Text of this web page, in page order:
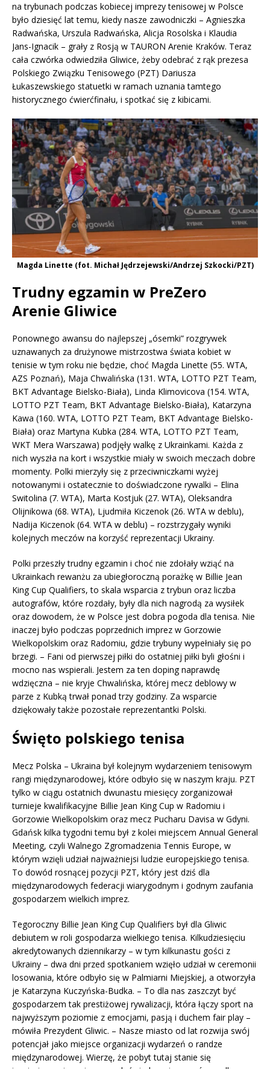
na trybunach podczas kobiecej imprezy tenisowej w Polsce
było dziesięć lat temu, kiedy nasze zawodniczki – Agnieszka
Radwańska, Urszula Radwańska, Alicja Rosolska i Klaudia
Jans-Ignacik – grały z Rosją w TAURON Arenie Kraków. Teraz
cała czwórka odwiedziła Gliwice, żeby odebrać z rąk prezesa
Polskiego Związku Tenisowego (PZT) Dariusza
Łukaszewskiego statuetki w ramach uznania tamtego
historycznego ćwierćfinału, i spotkać się z kibicami.
Magda Linette (fot. Michał Jędrzejewski/Andrzej Szkocki/PZT)
Trudny egzamin w PreZero
Arenie Gliwice
Ponownego awansu do najlepszej „ósemki” rozgrywek
uznawanych za drużynowe mistrzostwa świata kobiet w
tenisie w tym roku nie będzie, choć Magda Linette (55. WTA,
AZS Poznań), Maja Chwalińska (131. WTA, LOTTO PZT Team,
BKT Advantage Bielsko-Biała), Linda Klimovicova (154. WTA,
LOTTO PZT Team, BKT Advantage Bielsko-Biała), Katarzyna
Kawa (160. WTA, LOTTO PZT Team, BKT Advantage Bielsko-
Biała) oraz Martyna Kubka (284. WTA, LOTTO PZT Team,
WKT Mera Warszawa) podjęły walkę z Ukrainkami. Każda z
nich wyszła na kort i wszystkie miały w swoich meczach dobre
momenty. Polki mierzyły się z przeciwniczkami wyżej
notowanymi i ostatecznie to doświadczone rywalki – Elina
Switolina (7. WTA), Marta Kostjuk (27. WTA), Oleksandra
Olijnikowa (68. WTA), Ljudmiła Kiczenok (26. WTA w deblu),
Nadija Kiczenok (64. WTA w deblu) – rozstrzygały wyniki
kolejnych meczów na korzyść reprezentacji Ukrainy.
Polki przeszły trudny egzamin i choć nie zdołały wziąć na
Ukrainkach rewanżu za ubiegłoroczną porażkę w Billie Jean
King Cup Qualifiers, to skala wsparcia z trybun oraz liczba
autografów, które rozdały, były dla nich nagrodą za wysiłek
oraz dowodem, że w Polsce jest dobra pogoda dla tenisa. Nie
inaczej było podczas poprzednich imprez w Gorzowie
Wielkopolskim oraz Radomiu, gdzie trybuny wypełniały się po
brzegi. – Fani od pierwszej piłki do ostatniej piłki byli głośni i
mocno nas wspierali. Jestem za ten doping naprawdę
wdzięczna – nie kryje Chwalińska, której mecz deblowy w
parze z Kubką trwał ponad trzy godziny. Za wsparcie
dziękowały także pozostałe reprezentantki Polski.
Święto polskiego tenisa
Mecz Polska – Ukraina był kolejnym wydarzeniem tenisowym
rangi międzynarodowej, które odbyło się w naszym kraju. PZT
tylko w ciągu ostatnich dwunastu miesięcy zorganizował
turnieje kwalifikacyjne Billie Jean King Cup w Radomiu i
Gorzowie Wielkopolskim oraz mecz Pucharu Davisa w Gdyni.
Gdańsk kilka tygodni temu był z kolei miejscem Annual General
Meeting, czyli Walnego Zgromadzenia Tennis Europe, w
którym wzięli udział najważniejsi ludzie europejskiego tenisa.
To dowód rosnącej pozycji PZT, który jest dziś dla
międzynarodowych federacji wiarygodnym i godnym zaufania
gospodarzem wielkich imprez.
Tegoroczny Billie Jean King Cup Qualifiers był dla Gliwic
debiutem w roli gospodarza wielkiego tenisa. Kilkudziesięciu
akredytowanych dziennikarzy – w tym kilkunastu gości z
Ukrainy – dwa dni przed spotkaniem wzięło udział w ceremonii
losowania, które odbyło się w Palmiarni Miejskiej, a otworzyła
je Katarzyna Kuczyńska-Budka. – To dla nas zaszczyt być
gospodarzem tak prestiżowej rywalizacji, która łączy sport na
najwyższym poziomie z emocjami, pasją i duchem fair play –
mówiła Prezydent Gliwic. – Nasze miasto od lat rozwija swój
potencjał jako miejsce organizacji wydarzeń o randze
międzynarodowej. Wierzę, że pobyt tutaj stanie się